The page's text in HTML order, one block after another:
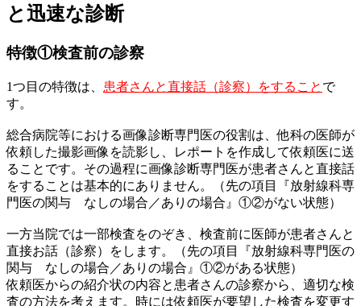
と迅速な診断
特徴①検査前の診察
1つ目の特徴は、 患者さんと直接話（診察）をすること で
す。
総合病院等における画像診断専門医の役割は、他科の医師が
依頼した撮影画像を読影し、レポートを作成して依頼医に送
ることです。その過程に画像診断専門医が患者さんと直接話
をすることは基本的にありません。（先の項目『放射線科専
門医の関与 なしの場合／ありの場合』①②がない状態）
一方当院では一部検査をのぞき、検査前に医師が患者さんと
直接お話（診察）をします。（先の項目『放射線科専門医の
関与 なしの場合／ありの場合』①②がある状態）
依頼医からの紹介状の内容と患者さんの診察から、適切な検
査の方法を考えます。時には依頼医が要望した検査を変更す